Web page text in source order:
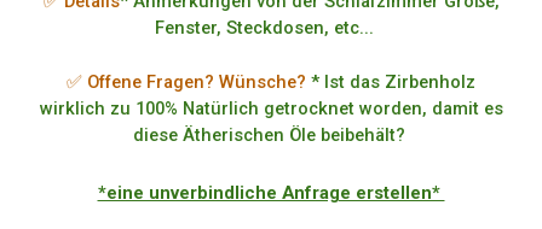
Fenster, Steckdosen, etc...
✅ Offene Fragen? Wünsche? * Ist das Zirbenholz
wirklich zu 100% Natürlich getrocknet worden, damit es
diese Ätherischen Öle beibehält?
*eine unverbindliche Anfrage erstellen*